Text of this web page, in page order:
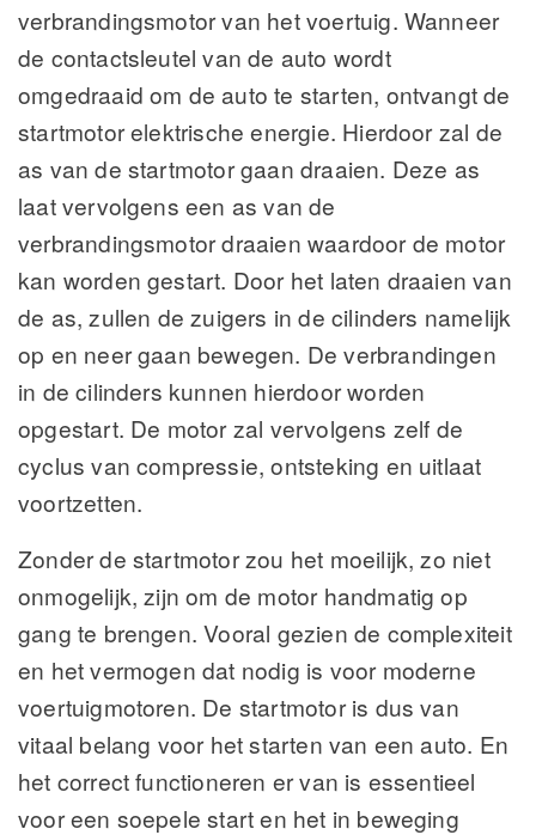
verbrandingsmotor van het voertuig. Wanneer
de contactsleutel van de auto wordt
omgedraaid om de auto te starten, ontvangt de
startmotor elektrische energie. Hierdoor zal de
as van de startmotor gaan draaien. Deze as
laat vervolgens een as van de
verbrandingsmotor draaien waardoor de motor
kan worden gestart. Door het laten draaien van
de as, zullen de zuigers in de cilinders namelijk
op en neer gaan bewegen. De verbrandingen
in de cilinders kunnen hierdoor worden
opgestart. De motor zal vervolgens zelf de
cyclus van compressie, ontsteking en uitlaat
voortzetten.
Zonder de startmotor zou het moeilijk, zo niet
onmogelijk, zijn om de motor handmatig op
gang te brengen. Vooral gezien de complexiteit
en het vermogen dat nodig is voor moderne
voertuigmotoren. De startmotor is dus van
vitaal belang voor het starten van een auto. En
het correct functioneren er van is essentieel
voor een soepele start en het in beweging